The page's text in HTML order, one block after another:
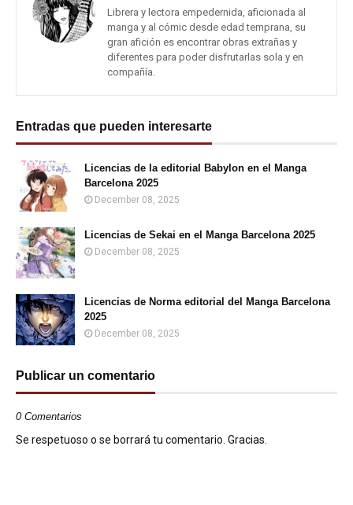
Librera y lectora empedernida, aficionada al
manga y al cómic desde edad temprana, su
gran afición es encontrar obras extrañas y
diferentes para poder disfrutarlas sola y en
compañía.
Entradas que pueden interesarte
Licencias de la editorial Babylon en el Manga
Barcelona 2025
December 08, 2025
Licencias de Sekai en el Manga Barcelona 2025
December 08, 2025
Licencias de Norma editorial del Manga Barcelona
2025
December 08, 2025
Publicar un comentario
0 Comentarios
Se respetuoso o se borrará tu comentario. Gracias.